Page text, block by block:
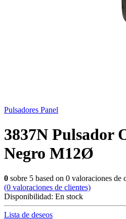
Pulsadores Panel
3837N Pulsador
Negro M12Ø
0 sobre 5 based on 0 valoraciones de
(0 valoraciones de clientes)
Disponibilidad: En stock
Lista de deseos